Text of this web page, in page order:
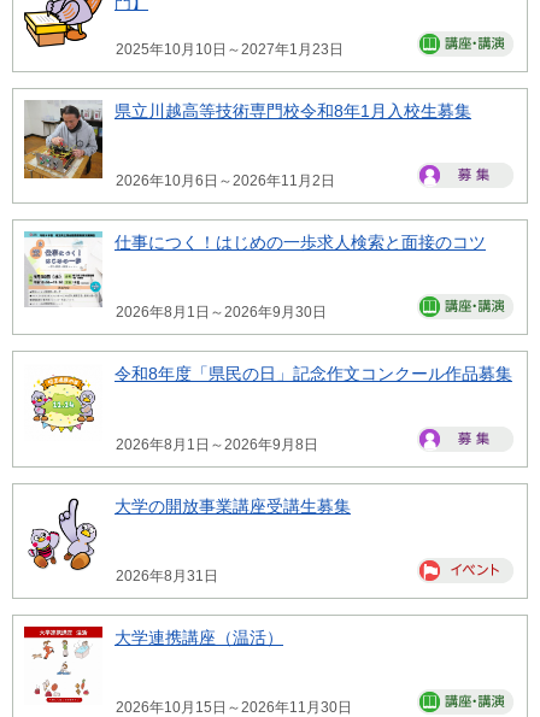
2025年10月10日～2027年1月23日
県立川越高等技術専門校令和8年1月入校生募集
2026年10月6日～2026年11月2日
仕事につく！はじめの一歩求人検索と面接のコツ
2026年8月1日～2026年9月30日
令和8年度「県民の日」記念作文コンクール作品募集
2026年8月1日～2026年9月8日
大学の開放事業講座受講生募集
2026年8月31日
大学連携講座（温活）
2026年10月15日～2026年11月30日